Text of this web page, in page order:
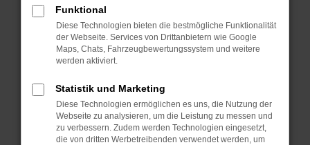
Laden andere Webseiten, zum Beispiel
deine Suchmaschine?
Prüfe deine Browsererweiterungen.
Manche Erweiterungen, wie Werbeblocker,
können das Laden bestimmter Seiten
verhindern. Funktioniert die Seite in einem
anderen Browser oder in einem privaten
Fenster?
Funktional
Diese Technologien bieten die bestmögliche Funktionalität
der Webseite. Services von Drittanbietern wie Google
Maps, Chats, Fahrzeugbewertungssystem und weitere
werden aktiviert.
Statistik und Marketing
Diese Technologien ermöglichen es uns, die Nutzung der
Webseite zu analysieren, um die Leistung zu messen und
zu verbessern. Zudem werden Technologien eingesetzt,
die von dritten Werbetreibenden verwendet werden, um